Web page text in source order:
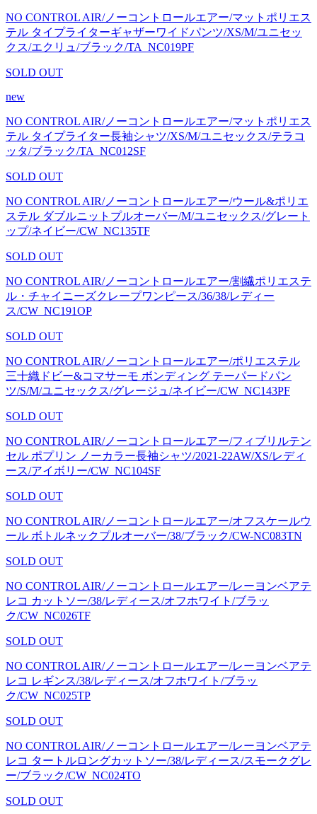
NO CONTROL AIR/ノーコントロールエアー/マットポリエス
テル タイプライターギャザーワイドパンツ/XS/M/ユニセッ
クス/エクリュ/ブラック/TA_NC019PF
SOLD OUT
new
NO CONTROL AIR/ノーコントロールエアー/マットポリエス
テル タイプライター長袖シャツ/XS/M/ユニセックス/テラコ
ッタ/ブラック/TA_NC012SF
SOLD OUT
NO CONTROL AIR/ノーコントロールエアー/ウール&ポリエ
ステル ダブルニットプルオーバー/M/ユニセックス/グレート
ップ/ネイビー/CW_NC135TF
SOLD OUT
NO CONTROL AIR/ノーコントロールエアー/割繊ポリエステ
ル・チャイニーズクレープワンピース/36/38/レディー
ス/CW_NC191OP
SOLD OUT
NO CONTROL AIR/ノーコントロールエアー/ポリエステル
三十織ドビー&コマサーモ ボンディング テーパードパン
ツ/S/M/ユニセックス/グレージュ/ネイビー/CW_NC143PF
SOLD OUT
NO CONTROL AIR/ノーコントロールエアー/フィブリルテン
セル ポプリン ノーカラー長袖シャツ/2021-22AW/XS/レディ
ース/アイボリー/CW_NC104SF
SOLD OUT
NO CONTROL AIR/ノーコントロールエアー/オフスケールウ
ール ボトルネックプルオーバー/38/ブラック/CW-NC083TN
SOLD OUT
NO CONTROL AIR/ノーコントロールエアー/レーヨンベアテ
レコ カットソー/38/レディース/オフホワイト/ブラッ
ク/CW_NC026TF
SOLD OUT
NO CONTROL AIR/ノーコントロールエアー/レーヨンベアテ
レコ レギンス/38/レディース/オフホワイト/ブラッ
ク/CW_NC025TP
SOLD OUT
NO CONTROL AIR/ノーコントロールエアー/レーヨンベアテ
レコ タートルロングカットソー/38/レディース/スモークグレ
ー/ブラック/CW_NC024TO
SOLD OUT